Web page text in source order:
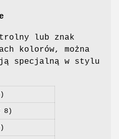
lub znak
kolorów, można
specjalną w stylu
8)